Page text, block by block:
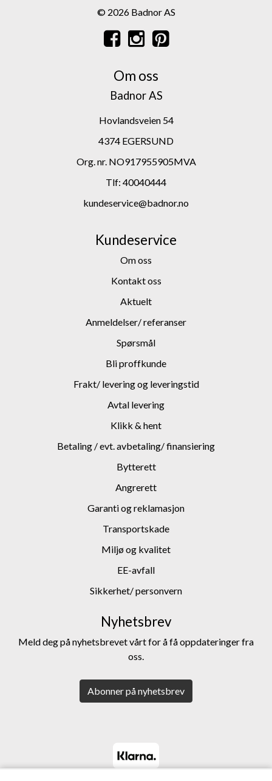
© 2026 Badnor AS
Om oss
Badnor AS
Hovlandsveien 54
4374 EGERSUND
Org. nr. NO917955905MVA
Tlf: 40040444
kundeservice@badnor.no
Kundeservice
Om oss
Kontakt oss
Aktuelt
Anmeldelser/ referanser
Spørsmål
Bli proffkunde
Frakt/ levering og leveringstid
Avtal levering
Klikk & hent
Betaling / evt. avbetaling/ finansiering
Bytterett
Angrerett
Garanti og reklamasjon
Transportskade
Miljø og kvalitet
EE-avfall
Sikkerhet/ personvern
Nyhetsbrev
Meld deg på nyhetsbrevet vårt for å få oppdateringer fra
oss.
Abonner på nyhetsbrev